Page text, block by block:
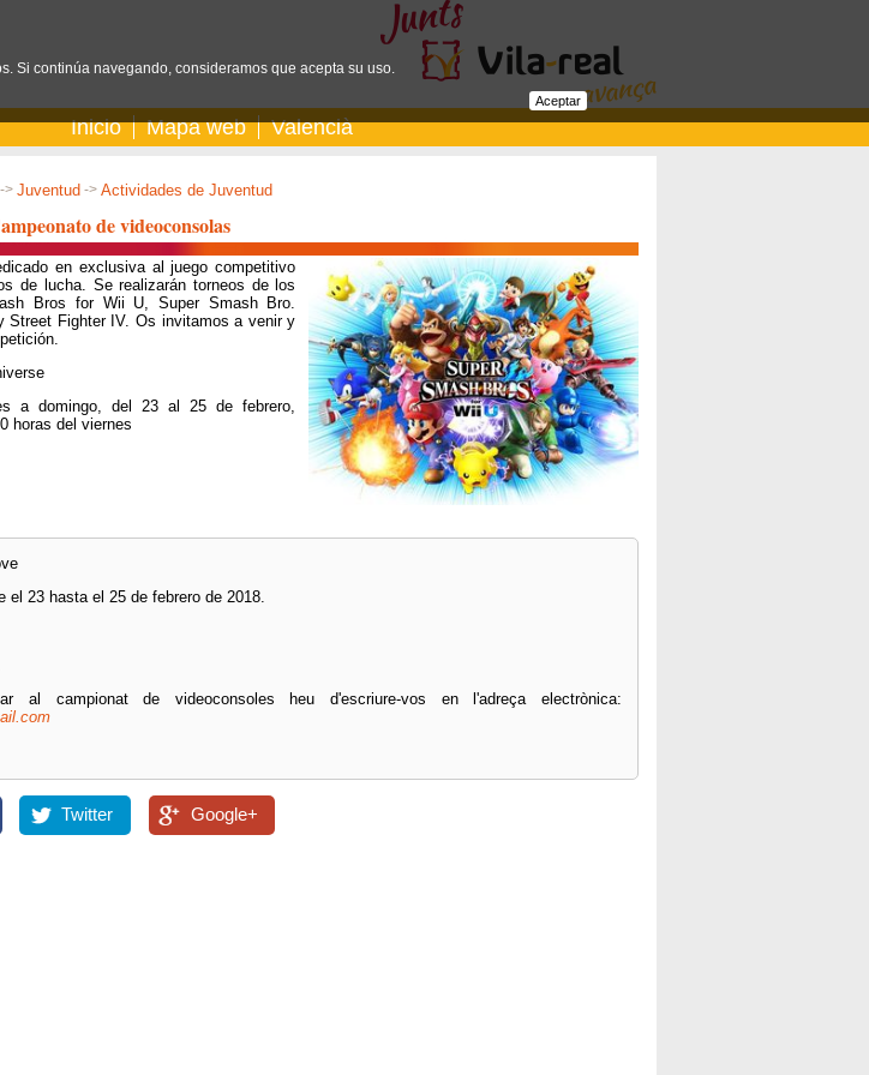
Inicio Mapa web Valencià
-> Juventud -> Actividades de Juventud
de videoconsolas
en exclusiva al juego competitivo
de lucha. Se realizarán torneos de los
Bros for Wii U, Super Smash Bro.
Street Fighter IV. Os invitamos a venir y
a domingo, del 23 al 25 de febrero,
horas del viernes
el 23 hasta el 25 de febrero de 2018.
al campionat de videoconsoles heu d'escriure-vos en l'adreça electrònica:
Twitter Google+
Si continúa navegando, consideramos que acepta su uso.
Aceptar